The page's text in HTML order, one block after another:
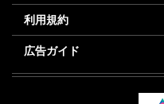
利用規約
広告ガイド